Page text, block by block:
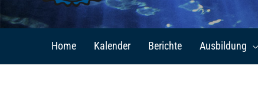
Home Kalender Berichte Ausbildung